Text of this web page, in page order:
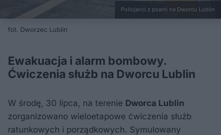
Policjanci z psami na Dworcu Lublin
fot. Dworzec Lublin
Ewakuacja i alarm bombowy.
Ćwiczenia służb na Dworcu Lublin
W środę, 30 lipca, na terenie Dworca Lublin
zorganizowano wieloetapowe ćwiczenia służb
ratunkowych i porządkowych. Symulowany